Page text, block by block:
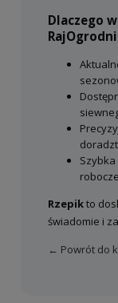
Dlaczego
Rzepikto
świadomie i
← Powrót do